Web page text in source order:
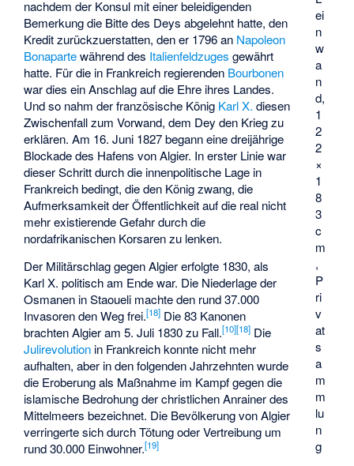
ei
n
w
a
n
d,
1
2
2
×
1
8
3
c
m
,
P
ri
v
at
s
a
m
m
lu
n
g
nachdem der Konsul mit einer beleidigenden
Bemerkung die Bitte des Deys abgelehnt hatte, den
Kredit zurückzuerstatten, den er 1796 an Napoleon
Bonapartewährend des Italienfeldzuges gewährt
hatte. Für die in Frankreich regierenden Bourbonen
war dies ein Anschlag auf die Ehre ihres Landes.
Und so nahm der französische König Karl X. diesen
Zwischenfall zum Vorwand, dem Dey den Krieg zu
erklären. Am 16. Juni 1827 begann eine dreijährige
Blockade des Hafens von Algier. In erster Linie war
dieser Schritt durch die innenpolitische Lage in
Frankreich bedingt, die den König zwang, die
Aufmerksamkeit der Öffentlichkeit auf die real nicht
mehr existierende Gefahr durch die
nordafrikanischen Korsaren zu lenken.
Der Militärschlag gegen Algier erfolgte 1830, als
Karl X. politisch am Ende war. Die Niederlage der
Osmanen inStaoueli machte den rund 37.000
Invasoren den Weg frei.[18] Die 83 Kanonen
brachten Algier am 5. Juli 1830 zu Fall.[10][18] Die
Julirevolution in Frankreich konnte nicht mehr
aufhalten, aber in den folgenden Jahrzehnten wurde
die Eroberung als Maßnahme im Kampf gegen die
islamische Bedrohung der christlichen Anrainer des
Mittelmeers bezeichnet. Die Bevölkerung von Algier
verringerte sich durch Tötung oder Vertreibung um
rund 30.000 Einwohner.[19]